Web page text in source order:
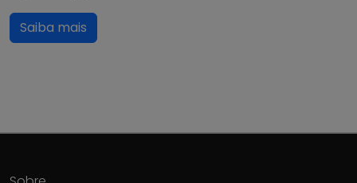
Saiba mais